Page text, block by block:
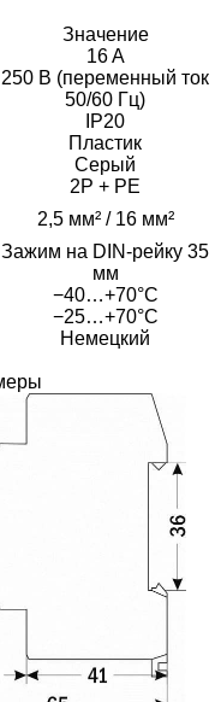
Значение
16 A
250 В (переменный ток
50/60 Гц)
IP20
Пластик
Серый
2P + PE
2,5 мм² / 16 мм²
Зажим на DIN-рейку 35
мм
−40…+70°C
−25…+70°C
Немецкий